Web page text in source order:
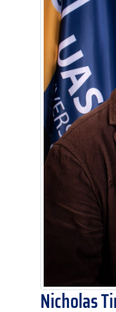
Nicholas